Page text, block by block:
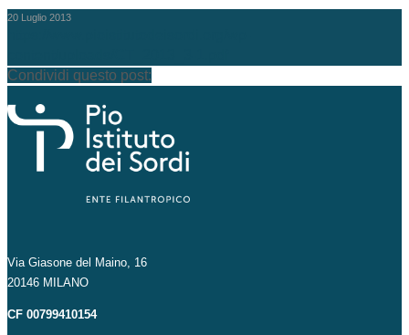
20 Luglio 2013
Condividi questo post:
Via Giasone del Maino, 16
20146 MILANO
CF 00799410154